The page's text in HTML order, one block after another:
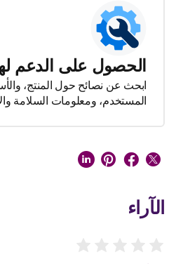
الحصول على الدعم
ابحث عن نصائح حول المنتج،
المستخدم، ومعلومات السلامة
الآراء